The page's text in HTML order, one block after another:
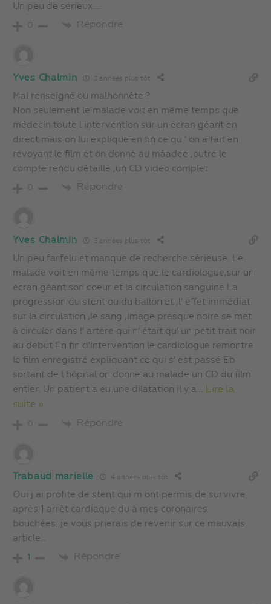
Un peu de sérieux….
0 Répondre
Yves Chalmin 3 années plus tôt
Mal renseigné ou malhonnête ?
Non seulement le malade voit en même temps que
médecin toute l intervention sur un écran géant en
direct mais on lui explique en fin ce qu ‘ on a fait en
revoyant le film et on donne au mâadee ,outre le
compte rendu détaillé ,un CD vidéo complet
0 Répondre
Yves Chalmin 3 années plus tôt
Un peu farfelu et manque de recherche sérieuse. Le
malade voit en même temps que le cardiologue,sur un
écran géant son coeur et la circulation sanguine La
progression du stent ou du ballon et ,l’ effet immédiat
sur la circulation ,le sang ,image presque noire se met
à circuler dans l’ artère qui n’ était qu’ un petit trait noir
au debut En fin d’intervention le cardiologue remontre
le film enregistré expliquant ce qui s’ est passé Eb
sortant de l hôpital on donne au malade un CD du film
entier. Un patient a eu une dilatation il y a… Lire la
suite »
0 Répondre
Trabaud marielle 4 années plus tôt
Oui j ai profite de stent qui m ont permis de survivre
après 1 arrêt cardiaque du à mes coronaires
bouchées..je vous prierais de revenir sur ce mauvais
article…
1 Répondre